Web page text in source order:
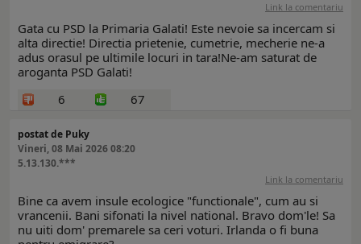
Link la comentariu
Gata cu PSD la Primaria Galati! Este nevoie sa incercam si
alta directie! Directia prietenie, cumetrie, mecherie ne-a
adus orasul pe ultimile locuri in tara!Ne-am saturat de
aroganta PSD Galati!
6
67
postat de Puky
Vineri, 08 Mai 2026 08:20
5.13.130.***
Link la comentariu
Bine ca avem insule ecologice "functionale", cum au si
vrancenii. Bani sifonati la nivel national. Bravo dom'le! Sa
nu uiti dom' premarele sa ceri voturi. Irlanda o fi buna